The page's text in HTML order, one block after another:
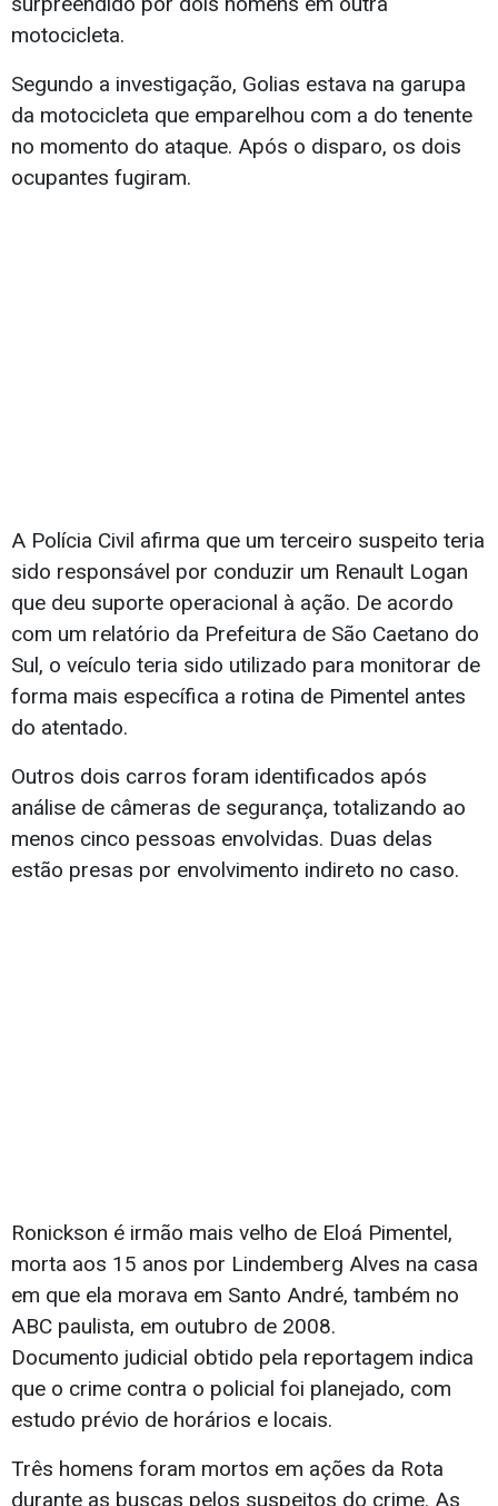
motocicleta.
Segundo a investigação, Golias estava na garupa
da motocicleta que emparelhou com a do tenente
no momento do ataque. Após o disparo, os dois
ocupantes fugiram.
A Polícia Civil afirma que um terceiro suspeito teria
sido responsável por conduzir um Renault Logan
que deu suporte operacional à ação. De acordo
com um relatório da Prefeitura de São Caetano do
Sul, o veículo teria sido utilizado para monitorar de
forma mais específica a rotina de Pimentel antes
do atentado.
Outros dois carros foram identificados após
análise de câmeras de segurança, totalizando ao
menos cinco pessoas envolvidas. Duas delas
estão presas por envolvimento indireto no caso.
Ronickson é irmão mais velho de Eloá Pimentel,
morta aos 15 anos por Lindemberg Alves na casa
em que ela morava em Santo André, também no
ABC paulista, em outubro de 2008.
Documento judicial obtido pela reportagem indica
que o crime contra o policial foi planejado, com
estudo prévio de horários e locais.
Três homens foram mortos em ações da Rota
durante as buscas pelos suspeitos do crime. As